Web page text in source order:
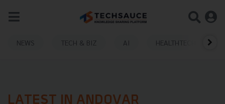
NEWS TECH & BIZ AI HEALTHTECH
LATEST IN ANDOVAR